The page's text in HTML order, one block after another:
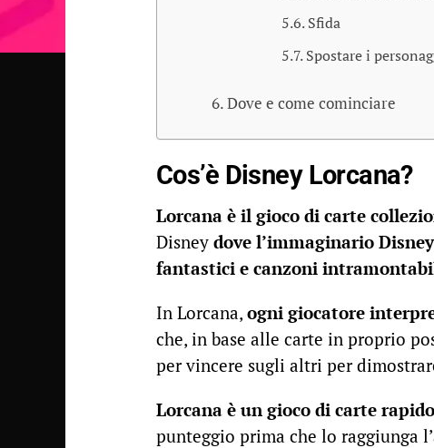
Sfida
Spostare i
Dove e come cominciare
Cos’è Disney Lorcana?
Lorcana è il gioco di carte
Disney dove l’immaginario
fantastici e canzoni
In Lorcana, ogni giocatore
che, in base alle carte in proprio
per vincere sugli altri per
Lorcana è un gioco di carte rapido
punteggio prima che lo raggiunga